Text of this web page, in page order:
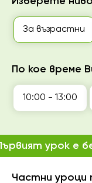
Частни уроци
урок е
За възрастни
По кое време
10:00 - 13:00